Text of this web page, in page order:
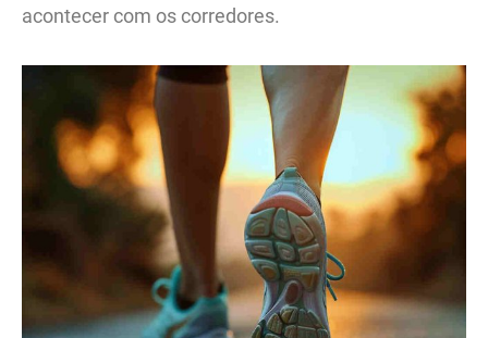
acontecer com os corredores.